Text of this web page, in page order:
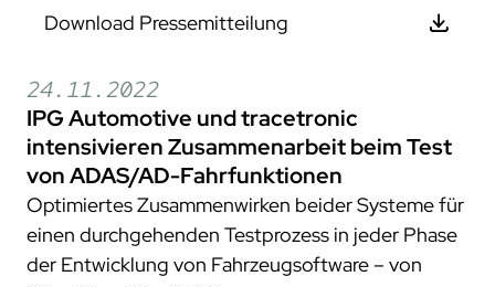
Download Pressemitteilung
24.11.2022
IPG Automotive und tracetronic
intensivieren Zusammenarbeit beim Test
von ADAS/AD-Fahrfunktionen
Optimiertes Zusammenwirken beider Systeme für
einen durchgehenden Testprozess in jeder Phase
der Entwicklung von Fahrzeugsoftware – von